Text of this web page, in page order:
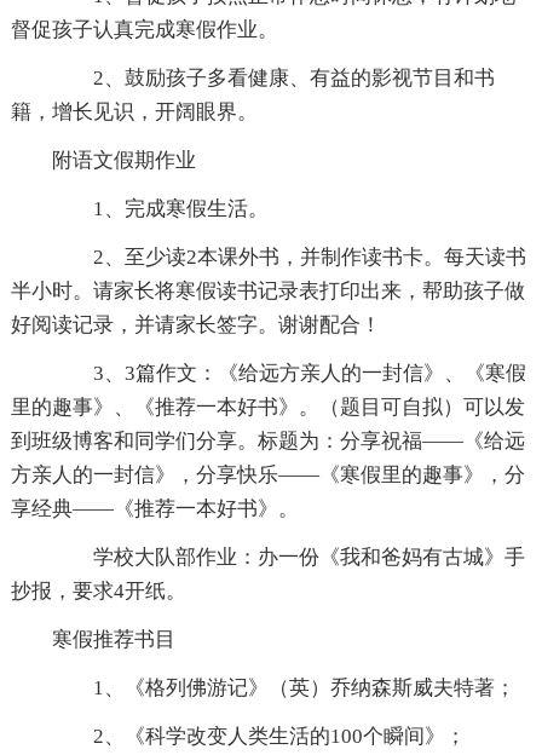
督促孩子认真完成寒假作业。
2、鼓励孩子多看健康、有益的影视节目和书
籍，增长见识，开阔眼界。
附语文假期作业
1、完成寒假生活。
2、至少读2本课外书，并制作读书卡。每天读书
半小时。请家长将寒假读书记录表打印出来，帮助孩子做
好阅读记录，并请家长签字。谢谢配合！
3、3篇作文：《给远方亲人的一封信》、《寒假
里的趣事》、《推荐一本好书》。（题目可自拟）可以发
到班级博客和同学们分享。标题为：分享祝福——《给远
方亲人的一封信》，分享快乐——《寒假里的趣事》，分
享经典——《推荐一本好书》。
学校大队部作业：办一份《我和爸妈有古城》手
抄报，要求4开纸。
寒假推荐书目
1、《格列佛游记》（英）乔纳森斯威夫特著；
2、《科学改变人类生活的100个瞬间》；